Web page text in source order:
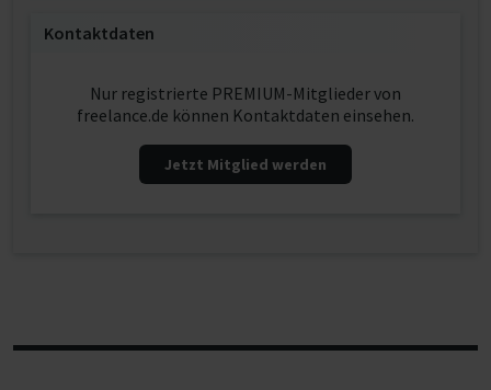
Kontaktdaten
Nur registrierte PREMIUM-Mitglieder von
freelance.de können Kontaktdaten einsehen.
Jetzt Mitglied werden